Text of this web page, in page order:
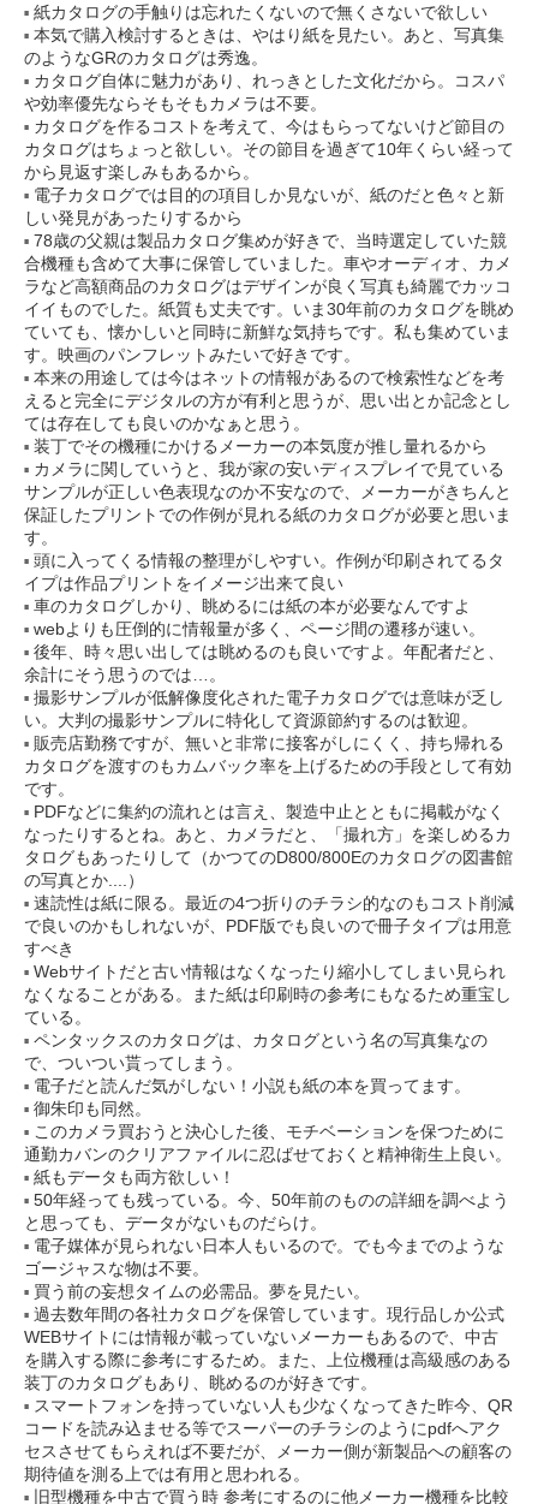
紙カタログの手触りは忘れたくないので無くさないで欲しい
本気で購入検討するときは、やはり紙を見たい。あと、写真集
のようなGRのカタログは秀逸。
カタログ自体に魅力があり、れっきとした文化だから。コスパ
や効率優先ならそもそもカメラは不要。
カタログを作るコストを考えて、今はもらってないけど節目の
カタログはちょっと欲しい。その節目を過ぎて10年くらい経って
から見返す楽しみもあるから。
電子カタログでは目的の項目しか見ないが、紙のだと色々と新
しい発見があったりするから
78歳の父親は製品カタログ集めが好きで、当時選定していた競
合機種も含めて大事に保管していました。車やオーディオ、カメ
ラなど高額商品のカタログはデザインが良く写真も綺麗でカッコ
イイものでした。紙質も丈夫です。いま30年前のカタログを眺め
ていても、懐かしいと同時に新鮮な気持ちです。私も集めていま
す。映画のパンフレットみたいで好きです。
本来の用途しては今はネットの情報があるので検索性などを考
えると完全にデジタルの方が有利と思うが、思い出とか記念とし
ては存在しても良いのかなぁと思う。
装丁でその機種にかけるメーカーの本気度が推し量れるから
カメラに関していうと、我が家の安いディスプレイで見ている
サンプルが正しい色表現なのか不安なので、メーカーがきちんと
保証したプリントでの作例が見れる紙のカタログが必要と思いま
す。
頭に入ってくる情報の整理がしやすい。作例が印刷されてるタ
イプは作品プリントをイメージ出来て良い
車のカタログしかり、眺めるには紙の本が必要なんですよ
webよりも圧倒的に情報量が多く、ページ間の遷移が速い。
後年、時々思い出しては眺めるのも良いですよ。年配者だと、
余計にそう思うのでは…。
撮影サンプルが低解像度化された電子カタログでは意味が乏し
い。大判の撮影サンプルに特化して資源節約するのは歓迎。
販売店勤務ですが、無いと非常に接客がしにくく、持ち帰れる
カタログを渡すのもカムバック率を上げるための手段として有効
です。
PDFなどに集約の流れとは言え、製造中止とともに掲載がなく
なったりするとね。あと、カメラだと、「撮れ方」を楽しめるカ
タログもあったりして（かつてのD800/800Eのカタログの図書館
の写真とか....）
速読性は紙に限る。最近の4つ折りのチラシ的なのもコスト削減
で良いのかもしれないが、PDF版でも良いので冊子タイプは用意
すべき
Webサイトだと古い情報はなくなったり縮小してしまい見られ
なくなることがある。また紙は印刷時の参考にもなるため重宝し
ている。
ペンタックスのカタログは、カタログという名の写真集なの
で、ついつい貰ってしまう。
電子だと読んだ気がしない！小説も紙の本を買ってます。
御朱印も同然。
このカメラ買おうと決心した後、モチベーションを保つために
通勤カバンのクリアファイルに忍ばせておくと精神衛生上良い。
紙もデータも両方欲しい！
50年経っても残っている。今、50年前のものの詳細を調べよう
と思っても、データがないものだらけ。
電子媒体が見られない日本人もいるので。でも今までのような
ゴージャスな物は不要。
買う前の妄想タイムの必需品。夢を見たい。
過去数年間の各社カタログを保管しています。現行品しか公式
WEBサイトには情報が載っていないメーカーもあるので、中古
を購入する際に参考にするため。また、上位機種は高級感のある
装丁のカタログもあり、眺めるのが好きです。
スマートフォンを持っていない人も少なくなってきた昨今、QR
コードを読み込ませる等でスーパーのチラシのようにpdfへアク
セスさせてもらえれば不要だが、メーカー側が新製品への顧客の
期待値を測る上では有用と思われる。
旧型機種を中古で買う時 参考にするのに他メーカー機種を比較